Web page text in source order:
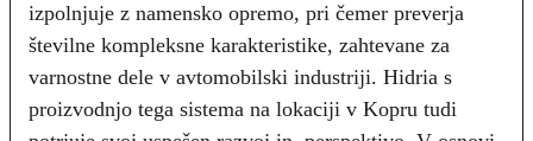
izpolnjuje z namensko opremo, pri čemer preverja
številne kompleksne karakteristike, zahtevane za
varnostne dele v avtomobilski industriji. Hidria s
proizvodnjo tega sistema na lokaciji v Kopru tudi